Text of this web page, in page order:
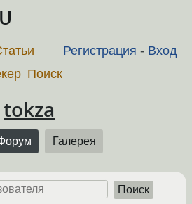
Регистрация - Вход
Поиск
tokza
Галерея
Поиск